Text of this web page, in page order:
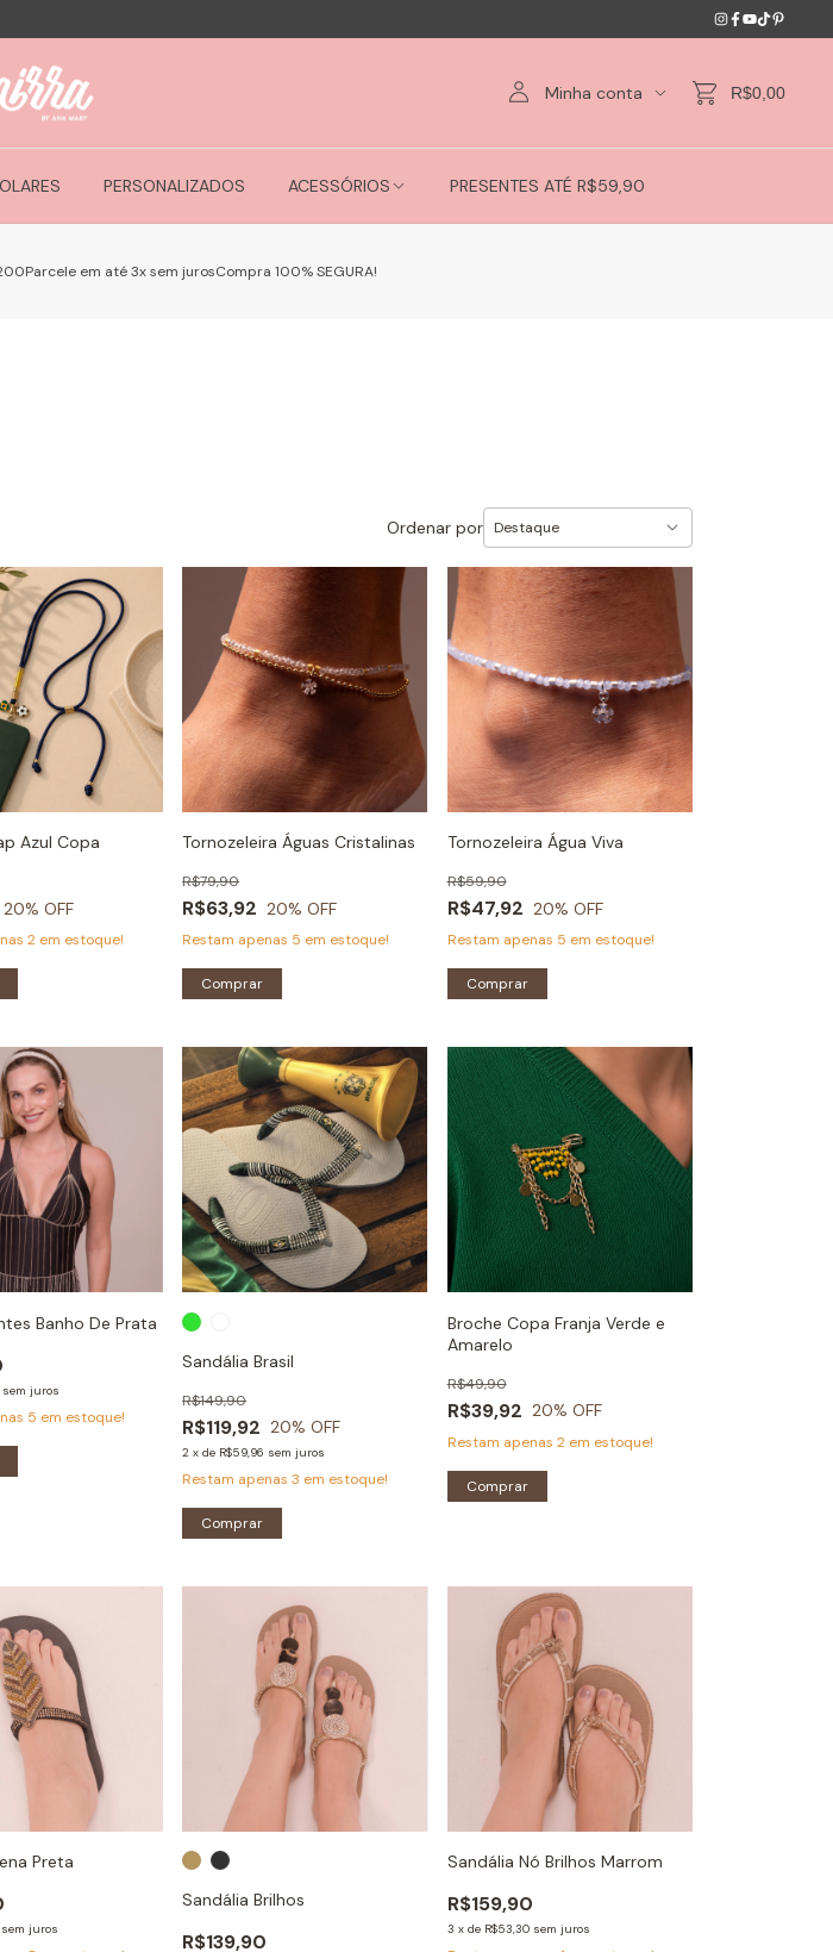
Minha conta R$0,00
PERSONALIZADOS ACESSÓRIOS PRESENTES ATÉ R$59,90
Parcele em até 3x sem jurosCompra 100% SEGURA!
Ordenar por
Azul Copa
20% OFF
2em estoque!
Tornozeleira Águas Cristalinas
R$63,92
R$79,90
20% OFF
Restam apenas 5 em estoque!
Comprar
Tornozeleira Água Viva
R$47,92
R$59,90
20% OFF
Restam apenas 5 em estoque!
Comprar
Banho De Prata
sem juros
5 em estoque!
Sandália Brasil
R$119,92
R$149,90
20% OFF
2 xde R$59,96 sem juros
Restam apenas3 em estoque!
Comprar
Broche Copa Franja Verde e
Amarelo
R$39,92
R$49,90
20% OFF
Restam apenas 2em estoque!
Comprar
Preta
sem juros
Sandália Brilhos
R$139,90
Sandália Nó Brilhos Marrom
R$159,90
3 x de R$53,30 sem juros